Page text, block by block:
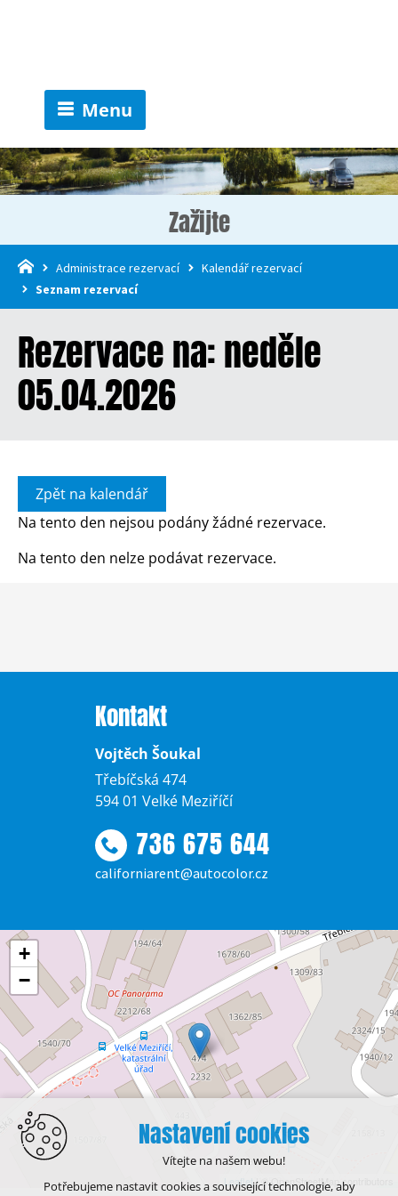
Menu
Zažijte
Administrace rezervací
Kalendář rezervací
Seznam rezervací
Rezervace na: neděle
05.04.2026
Zpět na kalendář
Na tento den nejsou podány žádné rezervace.
Na tento den nelze podávat rezervace.
Kontakt
Vojtěch Šoukal
Třebíčská 474
594 01 Velké Meziříčí
736 675 644
californiarent@autocolor.cz
+
−
Leaflet | © OpenStreetMap contributors
Nastavení cookies
Vítejte na našem webu!
Potřebujeme nastavit cookies a související technologie, aby